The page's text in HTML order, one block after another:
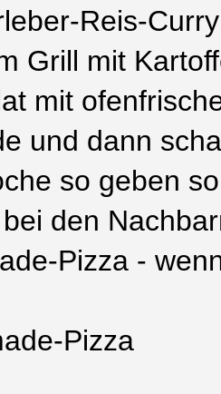
Reis-
Grill mit
mit
und dann
so geben
den
Pizza -
Pizza